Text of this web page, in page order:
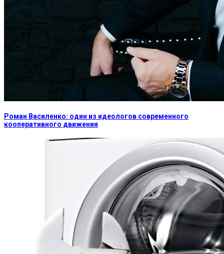
Роман Василенко: один из идеологов современного
кооперативного движения